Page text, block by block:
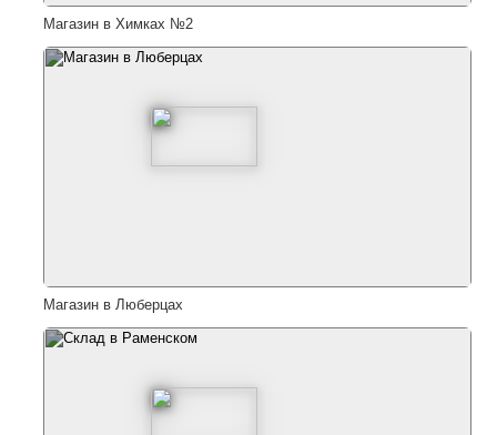
Магазин в Химках №2
Магазин в Люберцах